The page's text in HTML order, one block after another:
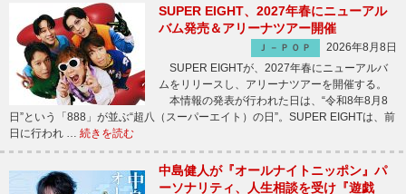
SUPER EIGHT、2027年春にニューアル
バム発売＆アリーナツアー開催
Ｊ－ＰＯＰ
2026年8月8日
SUPER EIGHTが、2027年春にニューアルバ
ムをリリースし、アリーナツアーを開催する。
本情報の発表が行われた日は、“令和8年8月8
日”という「888」が並ぶ“超八（スーパーエイト）の日”。SUPER EIGHTは、前
日に行われ … 続きを読む
中島健人が『オールナイトニッポン』パ
ーソナリティ、人生相談を受け『遊戯